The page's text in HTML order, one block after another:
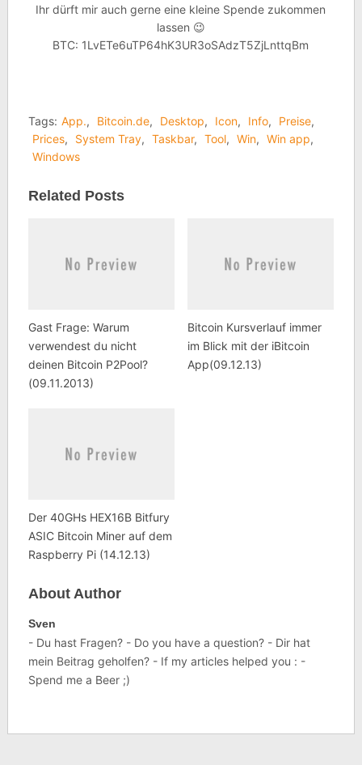
Ihr dürft mir auch gerne eine kleine Spende zukommen
lassen 😉
BTC: 1LvETe6uTP64hK3UR3oSAdzT5ZjLnttqBm
Tags: App., Bitcoin.de, Desktop, Icon, Info, Preise,
Prices, System Tray, Taskbar, Tool, Win, Win app,
Windows
Related Posts
Gast Frage: Warum
verwendest du nicht
deinen Bitcoin P2Pool?
(09.11.2013)
Bitcoin Kursverlauf immer
im Blick mit der iBitcoin
App(09.12.13)
Der 40GHs HEX16B Bitfury
ASIC Bitcoin Miner auf dem
Raspberry Pi (14.12.13)
About Author
Sven
- Du hast Fragen? - Do you have a question? - Dir hat
mein Beitrag geholfen? - If my articles helped you : -
Spend me a Beer ;)